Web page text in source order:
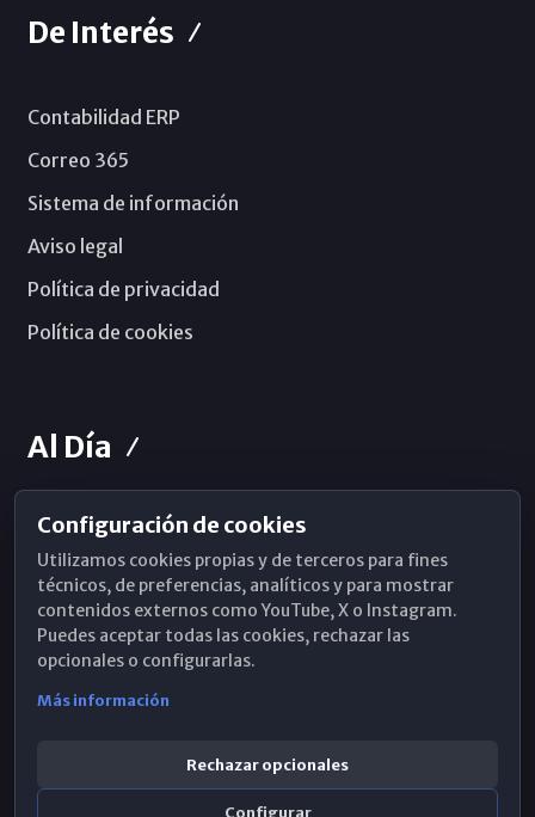
De Interés
Contabilidad ERP
Correo 365
Sistema de información
Aviso legal
Política de privacidad
Política de cookies
Al Día
Horarios de Misa
Hemeroteca
WhatsApp
Configuración de cookies
Utilizamos cookies propias y de terceros para fines
técnicos, de preferencias, analíticos y para mostrar
contenidos externos como YouTube, X o Instagram.
Puedes aceptar todas las cookies, rechazar las
opcionales o configurarlas.
Más información
Rechazar opcionales
Configurar